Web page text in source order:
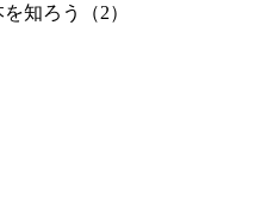
知ろう（2）